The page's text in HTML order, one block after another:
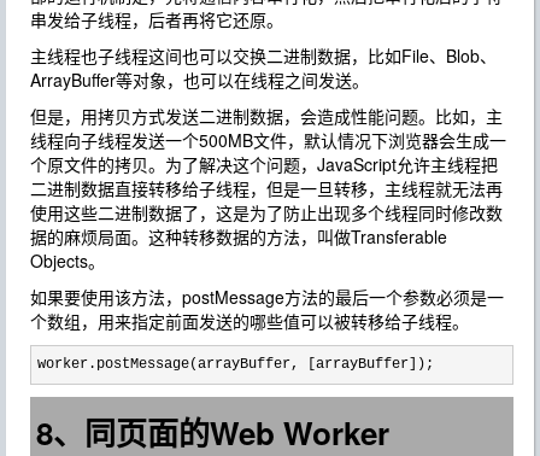
串发给子线程，后者再将它还原。
主线程也子线程这间也可以交换二进制数据，比如File、Blob、
ArrayBuffer等对象，也可以在线程之间发送。
但是，用拷贝方式发送二进制数据，会造成性能问题。比如，主
线程向子线程发送一个500MB文件，默认情况下浏览器会生成一
个原文件的拷贝。为了解决这个问题，JavaScript允许主线程把
二进制数据直接转移给子线程，但是一旦转移，主线程就无法再
使用这些二进制数据了，这是为了防止出现多个线程同时修改数
据的麻烦局面。这种转移数据的方法，叫做Transferable
Objects。
如果要使用该方法，postMessage方法的最后一个参数必须是一
个数组，用来指定前面发送的哪些值可以被转移给子线程。
worker.postMessage(arrayBuffer, [arrayBuffer]);
8、同页面的Web Worker